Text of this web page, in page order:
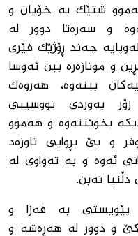
شتێک بە خۆیان و
و سەرەتا دوور لە
چەند ڕۆژێک فێری
و مونازەرە ببن ئەوسا
ببنەوە، هەروەك
زۆر بەوردی نووسینی
بخوێننەوە و هەموو
و بێ بڕوایی ناوزەد
ئەوە و بە تەواوی لە
نەبن.
پێویستی بە فەزا و
و دوور لە هەڕەشە و